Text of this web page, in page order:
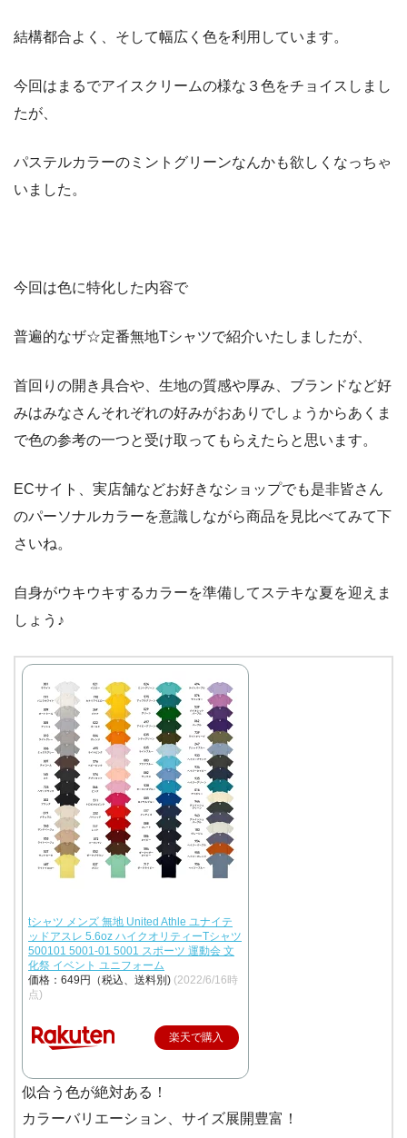
結構都合よく、そして幅広く色を利用しています。
今回はまるでアイスクリームの様な３色をチョイスしまし
たが、
パステルカラーのミントグリーンなんかも欲しくなっちゃ
いました。
今回は色に特化した内容で
普遍的なザ☆定番無地Tシャツで紹介いたしましたが、
首回りの開き具合や、生地の質感や厚み、ブランドなど好
みはみなさんそれぞれの好みがおありでしょうからあくま
で色の参考の一つと受け取ってもらえたらと思います。
ECサイト、実店舗などお好きなショップでも是非皆さん
のパーソナルカラーを意識しながら商品を見比べてみて下
さいね。
自身がウキウキするカラーを準備してステキな夏を迎えま
しょう♪
tシャツ メンズ 無地 United Athle ユナイテ
ッドアスレ 5.6oz ハイクオリティーTシャツ
500101 5001-01 5001 スポーツ 運動会 文
化祭 イベント ユニフォーム
価格：649円（税込、送料別) (2022/6/16時
点)
楽天で購入
似合う色が絶対ある！
カラーバリエーション、サイズ展開豊富！